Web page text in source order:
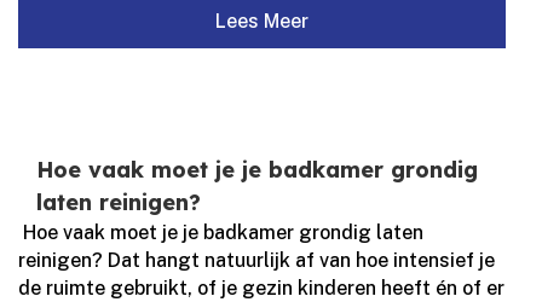
Lees Meer
Hoe vaak moet je je badkamer grondig
laten reinigen?
​ Hoe vaak moet je je badkamer grondig laten
reinigen? Dat hangt natuurlijk af van hoe intensief je
de ruimte gebruikt, of je gezin kinderen heeft én of er